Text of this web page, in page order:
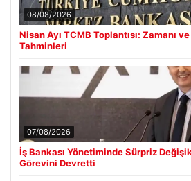
08/08/2026
Nisan Ayı TCMB Toplantısı: Zamanı
Tahminleri
07/08/2026
İş Bankası Yönetiminde Sürpriz
Görevini Devretti